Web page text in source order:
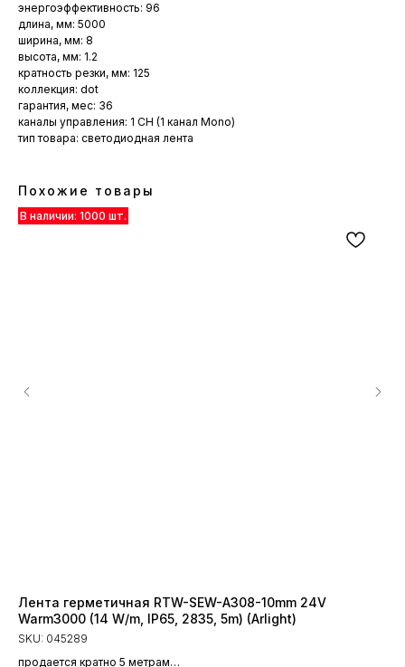
энергоэффективность: 96
длина, мм: 5000
ширина, мм: 8
высота, мм: 1.2
кратность резки, мм: 125
коллекция: dot
гарантия, мес: 36
каналы управления: 1 CH (1 канал Mono)
тип товара: светодиодная лента
Похожие товары
Лента герметичная RTW-SEW-A308-10mm 24V
Warm3000 (14 W/m, IP65, 2835, 5m) (Arlight)
SKU: 045289
продается кратно 5 метрам